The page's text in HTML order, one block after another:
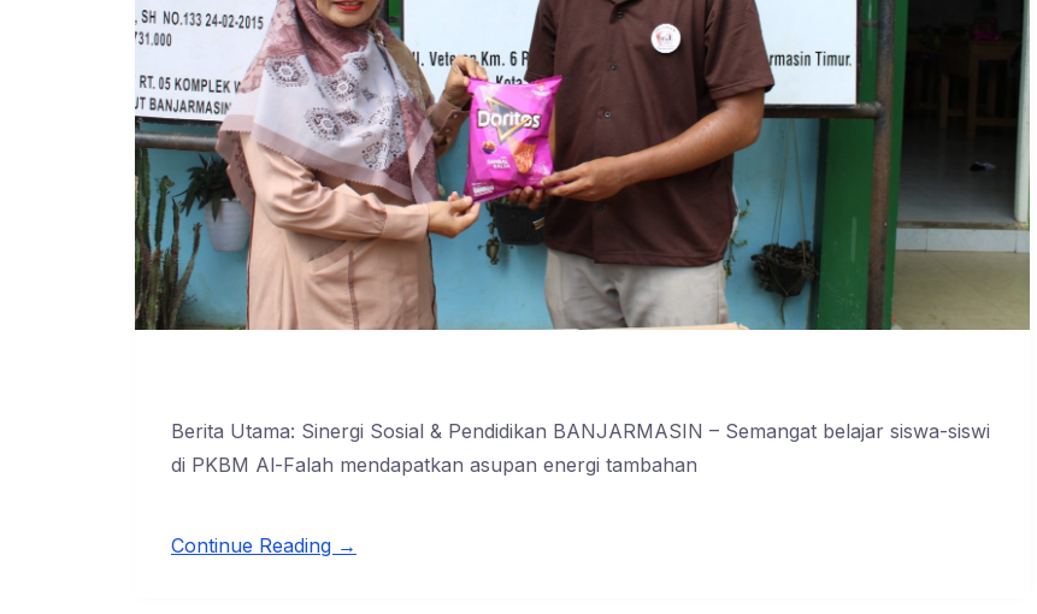
Berita Utama: Sinergi Sosial & Pendidikan BANJARMASIN – Semangat belajar siswa-siswi
di PKBM Al-Falah mendapatkan asupan energi tambahan
Continue Reading →